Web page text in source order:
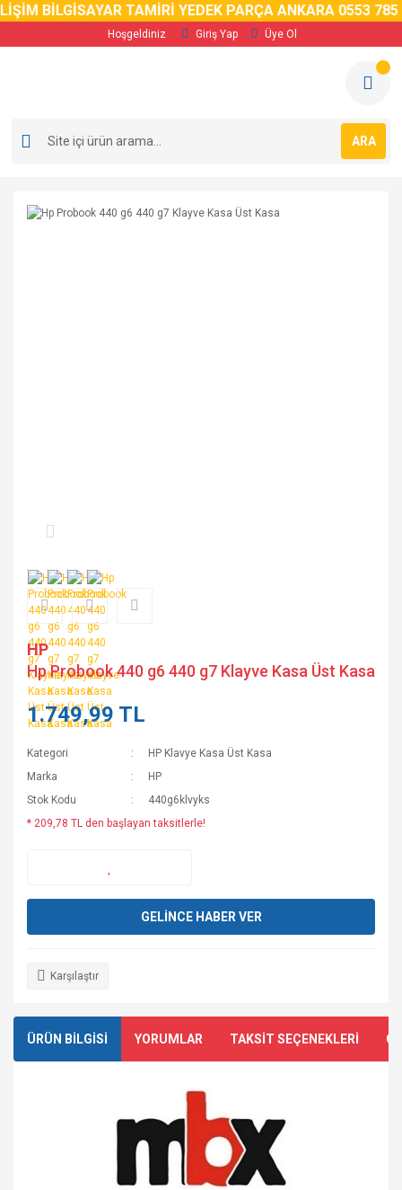
BİLGİSAYAR TAMİRİ YEDEK PARÇA ANKARA 0553 785 02
Hoşgeldiniz Giriş Yap Üye Ol
ARA
HP
Hp Probook 440 g6 440 g7 Klayve Kasa Üst Kasa
1.749,99 TL
Kategori
HP Klavye Kasa Üst Kasa
Marka
HP
Stok Kodu
440g6klvyks
* 209,78 TL den başlayan taksitlerle!
GELİNCE HABER VER
Karşılaştır
ÜRÜN BİLGİSİ YORUMLAR TAKSİT SEÇENEKLERİ